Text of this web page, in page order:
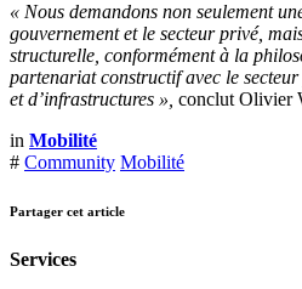
« Nous demandons non seulement
gouvernement et le secteur privé,
structurelle, conformément à la
partenariat constructif avec le
et d’infrastructures », conclut Olivier
in Mobilité
# Community Mobilité
Partager cet article
Services